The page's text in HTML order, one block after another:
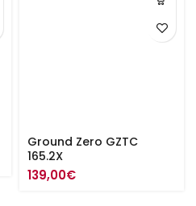
Ground Zero GZTC
165.2X
139,00€